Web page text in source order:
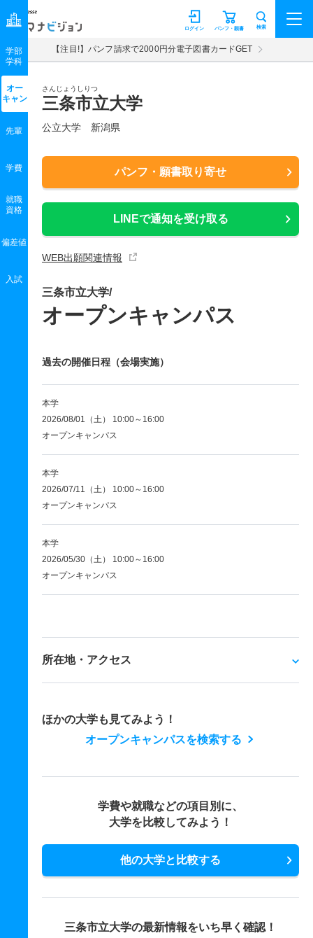
マナビジョン パンフ・願書
ログイン 検索
【注目!】パンフ請求で2000円分電子図書カードGET
さんじょうしりつ
三条市立大学
公立大学 新潟県
パンフ・願書取り寄せ
LINEで通知を受け取る
WEB出願関連情報
学部
学科
オー
キャン
先輩
学費
就職
資格
偏差値
入試
三条市立大学/
オープンキャンパス
過去の開催日程（会場実施）
本学
2026/08/01（土） 10:00～16:00
オープンキャンパス
本学
2026/07/11（土） 10:00～16:00
オープンキャンパス
本学
2026/05/30（土） 10:00～16:00
オープンキャンパス
所在地・アクセス
ほかの大学も見てみよう！
オープンキャンパスを検索する
学費や就職などの項目別に、
大学を比較してみよう！
他の大学と比較する
三条市立大学の最新情報をいち早く確認！